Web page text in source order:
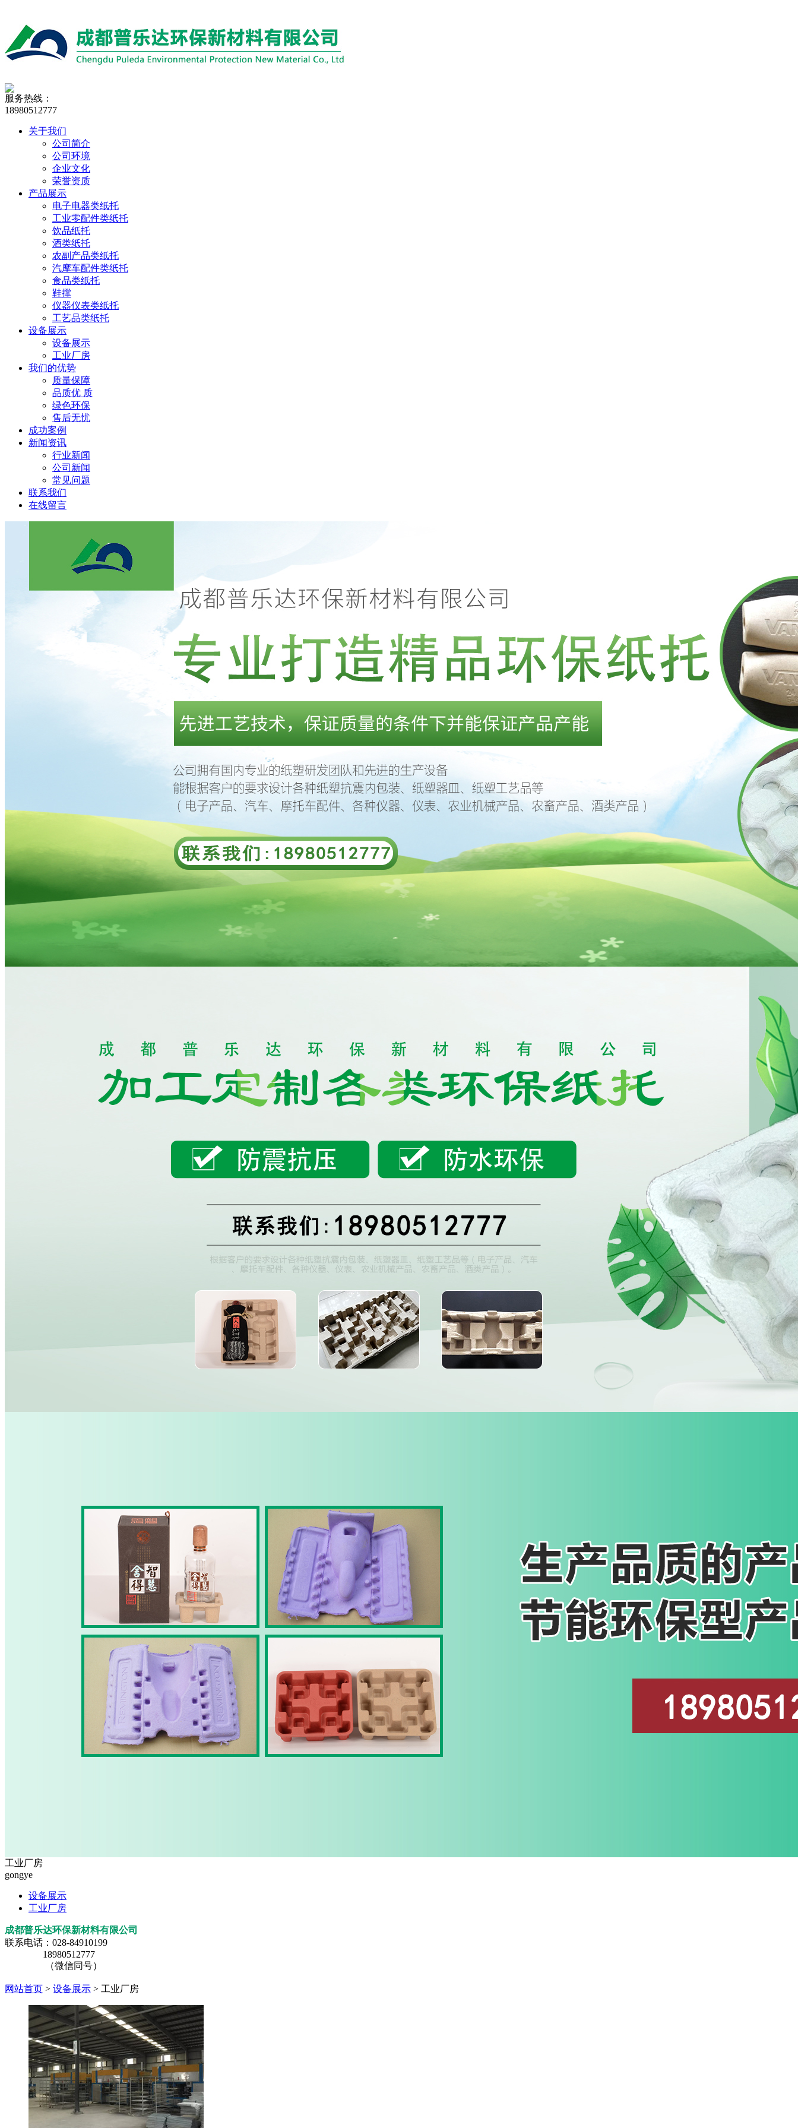
服务热线：
18980512777
关于我们
公司简介
公司环境
企业文化
荣誉资质
产品展示
电子电器类纸托
工业零配件类纸托
饮品纸托
酒类纸托
农副产品类纸托
汽摩车配件类纸托
食品类纸托
鞋撑
仪器仪表类纸托
工艺品类纸托
设备展示
设备展示
工业厂房
我们的优势
质量保障
品质优 质
绿色环保
售后无忧
成功案例
新闻资讯
行业新闻
公司新闻
常见问题
联系我们
在线留言
工业厂房
gongye
设备展示
工业厂房
成都普乐达环保新材料有限公司
联系电话：028-84910199
18980512777
（微信同号）
网站首页 > 设备展示 > 工业厂房